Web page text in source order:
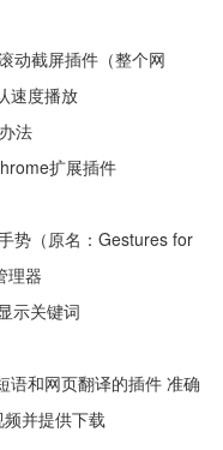
动截屏插件（整个网
速度播放
法
扩展插件
势（原名：Gestures for
理器
示关键词
语和网页翻译的插件 准确
并提供下载